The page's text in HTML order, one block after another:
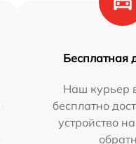
Бесплатная
Наш курьер
бесплатно
устройство